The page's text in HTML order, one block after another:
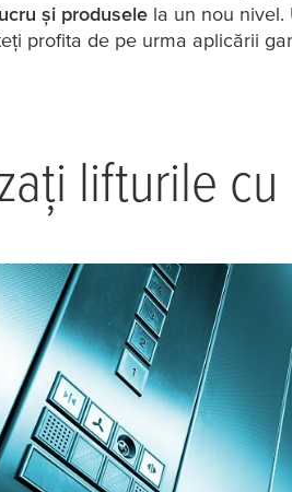
și produsele la un nou
profita de pe urma aplicării
lifturile